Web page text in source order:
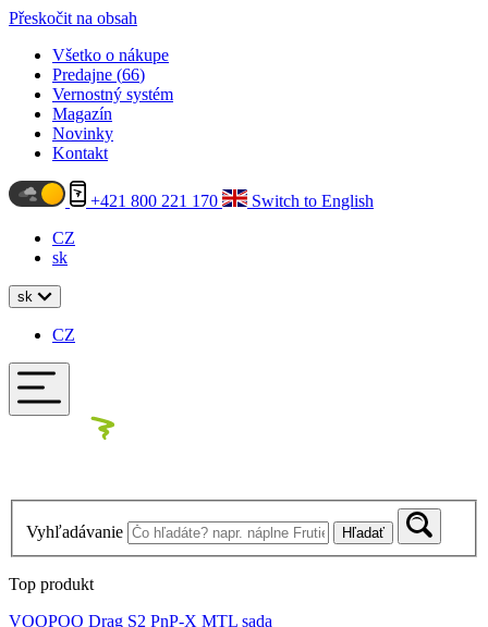
Přeskočit na obsah
Všetko o nákupe
Predajne (66)
Vernostný systém
Magazín
Novinky
Kontakt
+421 800 221 170
Switch to English
CZ
sk
sk
CZ
Vyhľadávanie Hľadať
Top produkt
VOOPOO Drag S2 PnP-X MTL sada